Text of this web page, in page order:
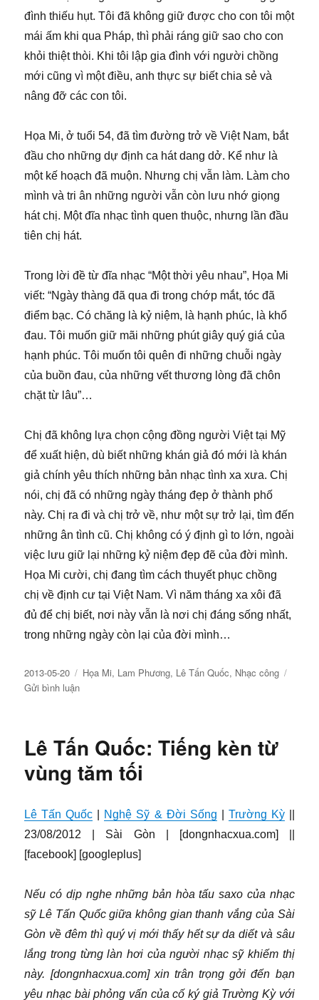
đình thiếu hụt. Tôi đã không giữ được cho con tôi một
mái ấm khi qua Pháp, thì phải ráng giữ sao cho con
khỏi thiệt thòi. Khi tôi lập gia đình với người chồng
mới cũng vì một điều, anh thực sự biết chia sẻ và
nâng đỡ các con tôi.
Họa Mi, ở tuổi 54, đã tìm đường trở về Việt Nam, bắt
đầu cho những dự định ca hát dang dở. Kể như là
một kế hoạch đã muộn. Nhưng chị vẫn làm. Làm cho
mình và tri ân những người vẫn còn lưu nhớ giọng
hát chị. Một đĩa nhạc tình quen thuộc, nhưng lần đầu
tiên chị hát.
Trong lời đề từ đĩa nhạc “Một thời yêu nhau”, Họa Mi
viết: “Ngày thàng đã qua đi trong chớp mắt, tóc đã
điểm bạc. Có chăng là kỷ niệm, là hạnh phúc, là khổ
đau. Tôi muốn giữ mãi những phút giây quý giá của
hạnh phúc. Tôi muốn tôi quên đi những chuỗi ngày
của buồn đau, của những vết thương lòng đã chôn
chặt từ lâu”…
Chị đã không lựa chọn cộng đồng người Việt tại Mỹ
để xuất hiện, dù biết những khán giả đó mới là khán
giả chính yêu thích những bản nhạc tình xa xưa. Chị
nói, chị đã có những ngày tháng đẹp ở thành phố
này. Chị ra đi và chị trở về, như một sự trở lại, tìm đến
những ân tình cũ. Chị không có ý định gì to lớn, ngoài
việc lưu giữ lại những kỷ niệm đẹp đẽ của đời mình.
Họa Mi cười, chị đang tìm cách thuyết phục chồng
chị về định cư tại Việt Nam. Vì năm tháng xa xôi đã
đủ để chị biết, nơi này vẫn là nơi chị đáng sống nhất,
trong những ngày còn lại của đời mình…
Đăng
ngày
2013-05-20
Chuyên
Họa Mi, Lam Phương, Lê Tấn Quốc, Nhạc công
Gửi bình luậnvề
Lê Tấn Quốc: Tiếng kèn từ
vùng tăm tối
Lê Tấn Quốc Nghệ Sỹ & Đời Sống Trường Kỳ||
23/08/2012 | Sài Gòn | [dongnhacxua.com] ||
[facebook] [googleplus]
Nếu có dịp nghe những bản hòa tấu saxo của nhạc
sỹ Lê Tấn Quốc giữa không gian thanh vắng của Sài
Gòn về đêm thì quý vị mới thấy hết sự da diết và sâu
lắng trong từng làn hơi của người nhạc sỹ khiếm thị
này. [dongnhacxua.com] xin trân trọng gởi đến bạn
yêu nhạc bài phỏng vấn của cố ký giả Trường Kỳ với